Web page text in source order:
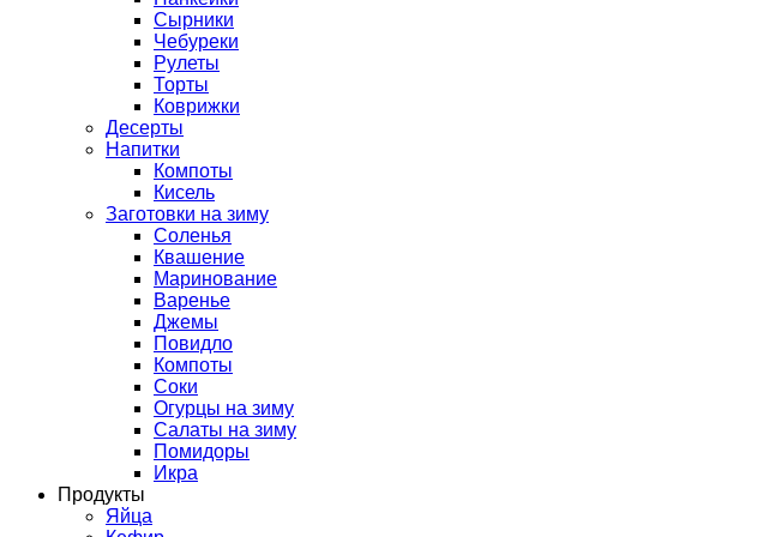
Сырники
Чебуреки
Рулеты
Торты
Коврижки
Десерты
Напитки
Компоты
Кисель
Заготовки на зиму
Соленья
Квашение
Маринование
Варенье
Джемы
Повидло
Компоты
Соки
Огурцы на зиму
Салаты на зиму
Помидоры
Икра
Продукты
Яйца